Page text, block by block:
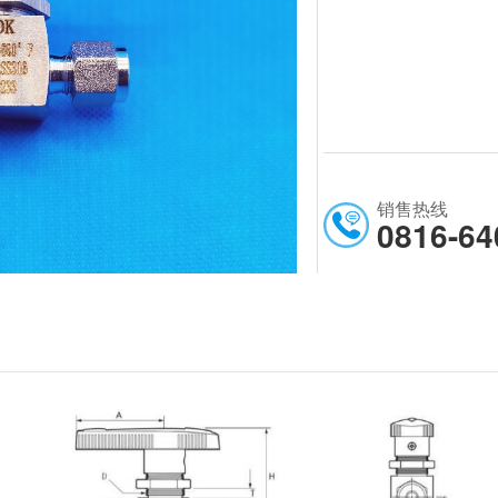
销售热线
0816-